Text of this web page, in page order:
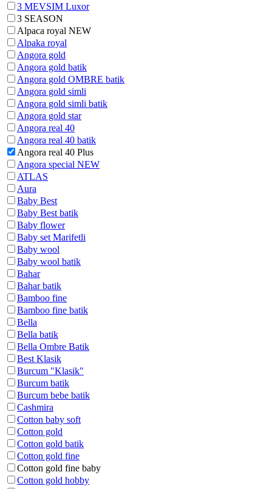
3 MEVSIM Luxor
3 SEASON
Alpaca royal NEW
Alpaka royal
Angora gold
Angora gold batik
Angora gold OMBRE batik
Angora gold simli
Angora gold simli batik
Angora gold star
Angora real 40
Angora real 40 batik
Angora real 40 Plus
Angora special NEW
ATLAS
Aura
Baby Best
Baby Best batik
Baby flower
Baby set Marifetli
Baby wool
Baby wool batik
Bahar
Bahar batik
Bamboo fine
Bamboo fine batik
Bella
Bella batik
Bella Ombre Batik
Best Klasik
Burcum "Klasik"
Burcum batik
Burcum bebe batik
Cashmira
Cotton baby soft
Cotton gold
Cotton gold batik
Cotton gold fine
Cotton gold fine baby
Cotton gold hobby